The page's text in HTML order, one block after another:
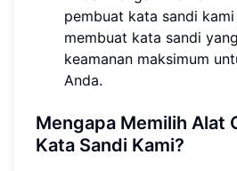
pembuat kata sandi
membuat kata sandi
keamanan maksimum
Anda.
Mengapa Memilih Alat
Kata Sandi Kami?